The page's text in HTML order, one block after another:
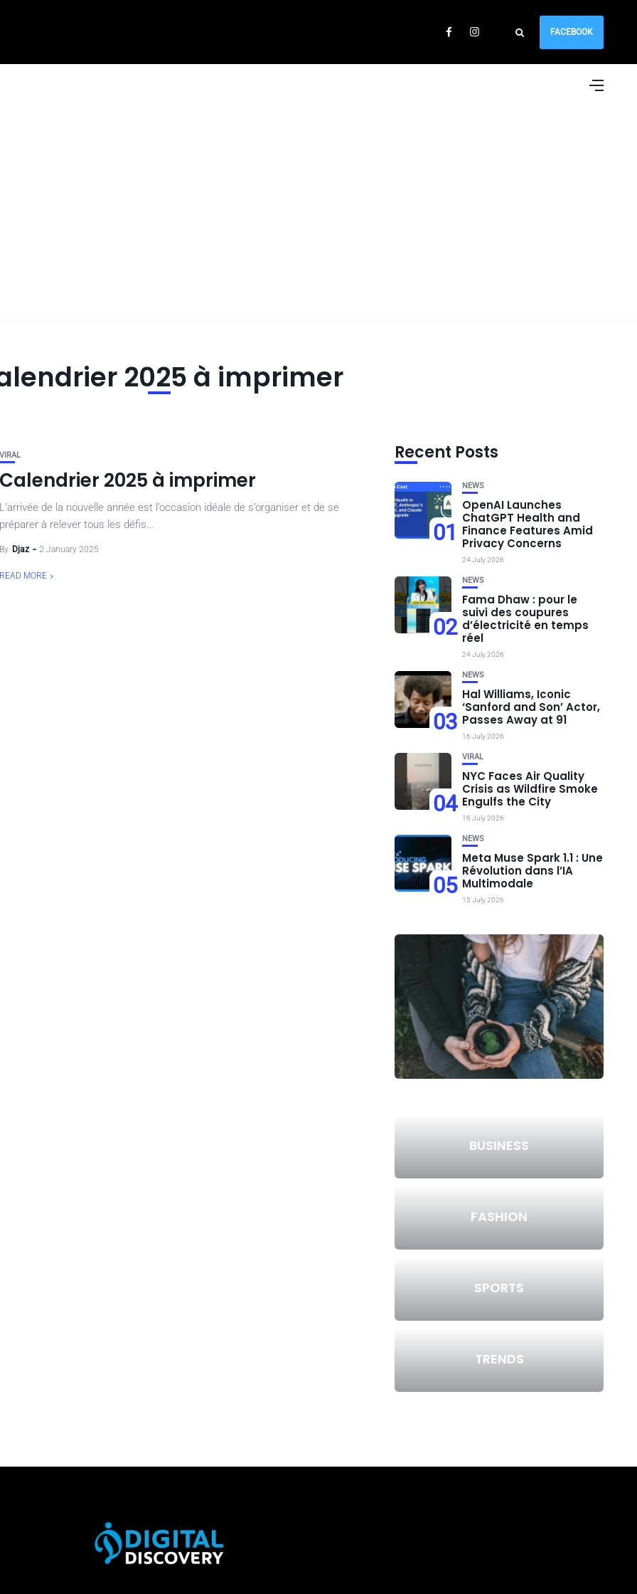
FACEBOOK
2025 à imprimer
VIRAL
Calendrier 2025 à imprimer
L’arrivée de la nouvelle année est l’occasion idéale de s’organiser et de se
préparer à relever tous les défis...
By Djaz 2 January 2025
READ MORE
Recent Posts
01
NEWS
OpenAI Launches
ChatGPT Health and
Finance Features Amid
Privacy Concerns
24 July 2026
02
NEWS
Fama Dhaw : pour le
suivi des coupures
d’électricité en temps
réel
24 July 2026
03
NEWS
Hal Williams, Iconic
‘Sanford and Son’ Actor,
Passes Away at 91
16 July 2026
04
VIRAL
NYC Faces Air Quality
Crisis as Wildfire Smoke
Engulfs the City
16 July 2026
05
NEWS
Meta Muse Spark 1.1 : Une
Révolution dans l’IA
Multimodale
15 July 2026
BUSINESS
FASHION
SPORTS
TRENDS